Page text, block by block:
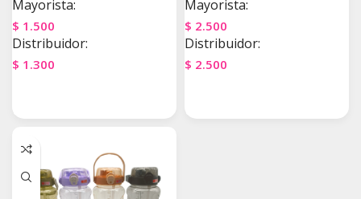
Mayorista:
$ 1.500
Distribuidor:
$ 1.300
Mayorista:
$ 2.500
Distribuidor:
$ 2.500